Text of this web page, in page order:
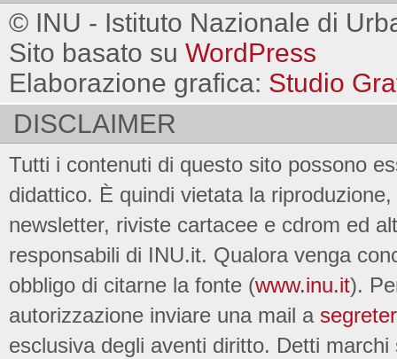
© INU - Istituto Nazionale di
Sito basato su WordPress
Elaborazione grafica: Studio
DISCLAIMER
Tutti i contenuti di questo sito possono
didattico. È quindi vietata la
newsletter, riviste cartacee e cdrom ed
responsabili di INU.it. Qualora venga
obbligo di citarne la fonte (www.inu.it).
autorizzazione inviare una mail a
esclusiva degli aventi diritto. Detti